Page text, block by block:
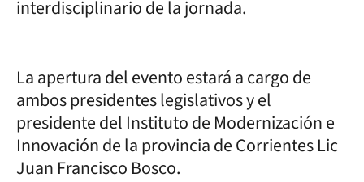
interdisciplinario de la jornada.
La apertura del evento estará a cargo de
ambos presidentes legislativos y el
presidente del Instituto de Modernización e
Innovación de la provincia de Corrientes Lic
Juan Francisco Bosco.